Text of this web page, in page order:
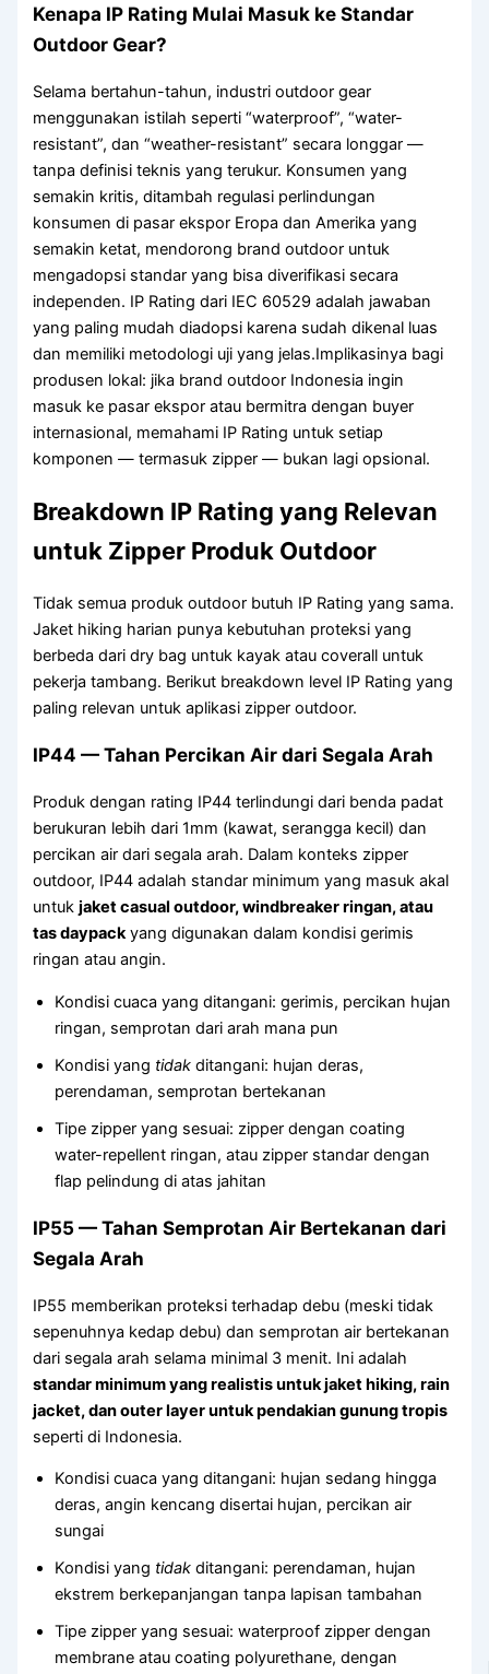
Kenapa IP Rating Mulai Masuk ke Standar
Outdoor Gear?
Selama bertahun-tahun, industri outdoor gear
menggunakan istilah seperti “waterproof”, “water-
resistant”, dan “weather-resistant” secara longgar —
tanpa definisi teknis yang terukur. Konsumen yang
semakin kritis, ditambah regulasi perlindungan
konsumen di pasar ekspor Eropa dan Amerika yang
semakin ketat, mendorong brand outdoor untuk
mengadopsi standar yang bisa diverifikasi secara
independen. IP Rating dari IEC 60529 adalah jawaban
yang paling mudah diadopsi karena sudah dikenal luas
dan memiliki metodologi uji yang jelas.Implikasinya bagi
produsen lokal: jika brand outdoor Indonesia ingin
masuk ke pasar ekspor atau bermitra dengan buyer
internasional, memahami IP Rating untuk setiap
komponen — termasuk zipper — bukan lagi opsional.
Breakdown IP Rating yang Relevan
untuk Zipper Produk Outdoor
Tidak semua produk outdoor butuh IP Rating yang sama.
Jaket hiking harian punya kebutuhan proteksi yang
berbeda dari dry bag untuk kayak atau coverall untuk
pekerja tambang. Berikut breakdown level IP Rating yang
paling relevan untuk aplikasi zipper outdoor.
IP44 — Tahan Percikan Air dari Segala Arah
Produk dengan rating IP44 terlindungi dari benda padat
berukuran lebih dari 1mm (kawat, serangga kecil) dan
percikan air dari segala arah. Dalam konteks zipper
outdoor, IP44 adalah standar minimum yang masuk akal
untukjaket casual outdoor, windbreaker ringan, atau
tas daypackyang digunakan dalam kondisi gerimis
ringan atau angin.
Kondisi cuaca yang ditangani: gerimis, percikan hujan
ringan, semprotan dari arah mana pun
Kondisi yang tidak ditangani: hujan deras,
perendaman, semprotan bertekanan
Tipe zipper yang sesuai: zipper dengan coating
water-repellent ringan, atau zipper standar dengan
flap pelindung di atas jahitan
IP55 — Tahan Semprotan Air Bertekanan dari
Segala Arah
IP55 memberikan proteksi terhadap debu (meski tidak
sepenuhnya kedap debu) dan semprotan air bertekanan
dari segala arah selama minimal 3 menit. Ini adalah
standar minimum yang realistis untuk jaket hiking, rain
jacket, dan outer layer untuk pendakian gunung tropis
seperti di Indonesia.
Kondisi cuaca yang ditangani: hujan sedang hingga
deras, angin kencang disertai hujan, percikan air
sungai
Kondisi yang tidak ditangani: perendaman, hujan
ekstrem berkepanjangan tanpa lapisan tambahan
Tipe zipper yang sesuai: waterproof zipper dengan
membrane atau coating polyurethane, dengan